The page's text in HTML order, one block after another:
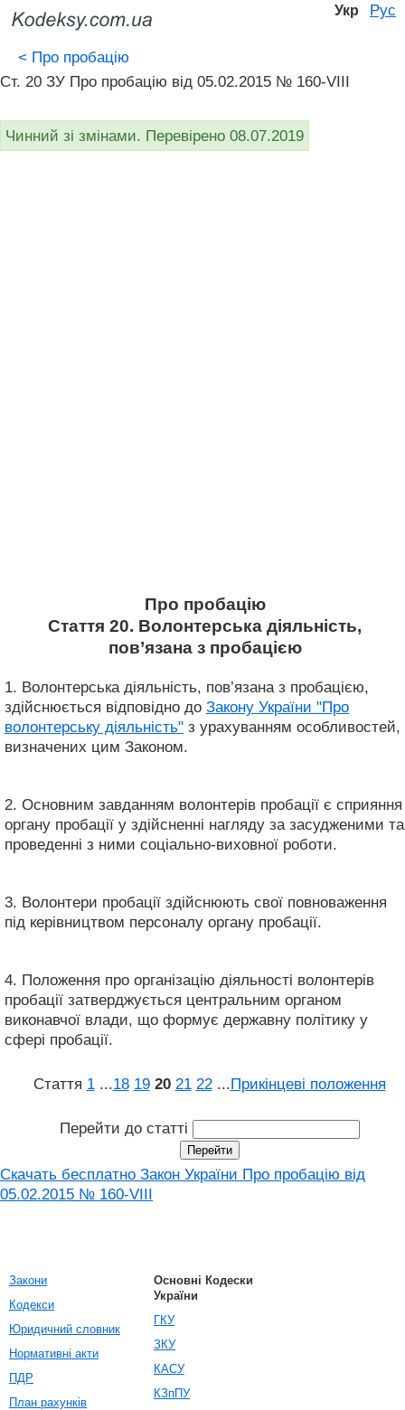
Укр Рус
< Про пробацію
Ст. 20 ЗУ Про пробацію від 05.02.2015 № 160-VIII
Чинний зі змінами. Перевірено 08.07.2019
Про пробацію
Стаття 20. Волонтерська діяльність,
пов’язана з пробацією
1. Волонтерська діяльність, пов’язана з пробацією,
здійснюється відповідно до Закону України "Про
волонтерську діяльність" з урахуванням особливостей,
визначених цим Законом.
2. Основним завданням волонтерів пробації є сприяння
органу пробації у здійсненні нагляду за засудженими та
проведенні з ними соціально-виховної роботи.
3. Волонтери пробації здійснюють свої повноваження
під керівництвом персоналу органу пробації.
4. Положення про організацію діяльності волонтерів
пробації затверджується центральним органом
виконавчої влади, що формує державну політику у
сфері пробації.
Стаття 1 ...18 19 20 21 22 ...Прикінцеві положення
Перейти до статті
Скачать бесплатно Закон України Про пробацію від
05.02.2015 № 160-VIII
Закони
Кодекси
Юридичний словник
Нормативні акти
ПДР
План рахунків
Основні Кодески
України
ГКУ
ЗКУ
КАСУ
КЗпПУ